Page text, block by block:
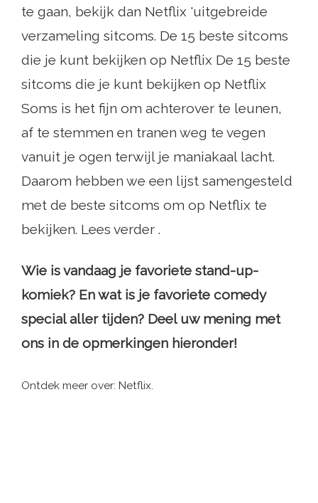
te gaan, bekijk dan Netflix 'uitgebreide
verzameling sitcoms. De 15 beste sitcoms
die je kunt bekijken op Netflix De 15 beste
sitcoms die je kunt bekijken op Netflix
Soms is het fijn om achterover te leunen,
af te stemmen en tranen weg te vegen
vanuit je ogen terwijl je maniakaal lacht.
Daarom hebben we een lijst samengesteld
met de beste sitcoms om op Netflix te
bekijken. Lees verder .
Wie is vandaag je favoriete stand-up-
komiek? En wat is je favoriete comedy
special aller tijden? Deel uw mening met
ons in de opmerkingen hieronder!
Ontdek meer over: Netflix.